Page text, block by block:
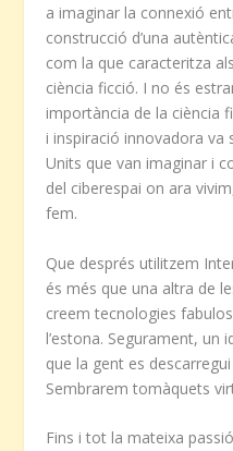
a imaginar la connexió
construcció d’una
com la que caracteritza
ciència ficció. I no és
importància de la ciència
i inspiració innovadora
Units que van imaginar i
del ciberespai on ara
fem.
Que després utilitzem
és més que una altra de
creem tecnologies
l’estona. Segurament,
que la gent es
Sembrarem tomàquets
Fins i tot la mateixa